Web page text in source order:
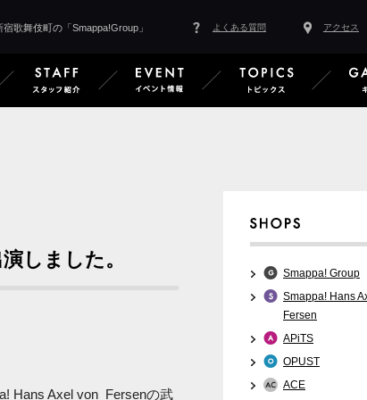
よくある質問 アクセス
歌舞伎町の「Smappa!Group」
& PRICE サービス＆料金
SHOP LIST 店舗一覧STAFF スタッフ紹介EVENT イベント情報
しました。
Hans Axel von Fersenの武
Smappa! Group
Smappa! Hans
Fersen
APiTS
OPUST
ACE